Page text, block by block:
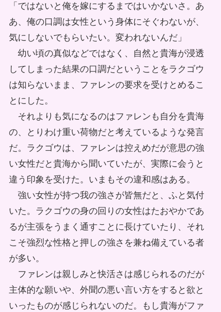
「ではないと俺を嫁にするまではいかないさ。あ
あ、俺の口調は女性という身体にそぐわないが、
気にしないでもらいたい。変われないんだ」
幼い頃の真似などではなく、自然と貴海が浸透
してしまった結果の口調だということをラクゴウ
は知らないまま、ファレンの要求を受けとめるこ
とにした。
それよりも気になるのはファレンも自分を貴海
の、とりわけ重い荷物だと考えているような発言
だ。ラクゴウは、ファレンは控えめだが意思の強
い女性だと貴海から聞いていたが、実際に会うと
違う印象を受けた。いまもその違和感はある。
強い女性が持つ我の強さが皆無だと、ふと気付
いた。ラクゴウの身の回りの女性はたおやかであ
るが主張をうまく通すことに長けていたり、それ
こそ強烈な性格と押しの強さを兼ね備えている者
が多い。
ファレンは親しみと快活さは感じられるのだが
主体的な願いや、外聞の悪い言い方をすると欲と
いったものが感じられないのだ。もし貴海がファ